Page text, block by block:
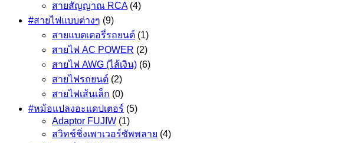
สายสัญญาณ RCA (4)
#สายไฟแบบต่างๆ (9)
สายแบตเตอรี่รถยนต์ (1)
สายไฟ AC POWER (2)
สายไฟ AWG (ไส้เงิน) (6)
สายไฟรถยนต์ (2)
สายไฟเส้นเล็ก (0)
#หม้อแปลงอะแดปเตอร์ (5)
Adaptor FUJIW (1)
สวิทช์ชิ่งเพาเวอร์ซัพพลาย (4)